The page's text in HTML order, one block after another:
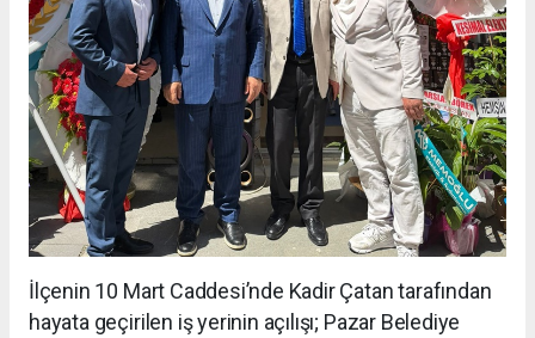
İlçenin 10 Mart Caddesi’nde Kadir Çatan tarafından
hayata geçirilen iş yerinin açılışı; Pazar Belediye